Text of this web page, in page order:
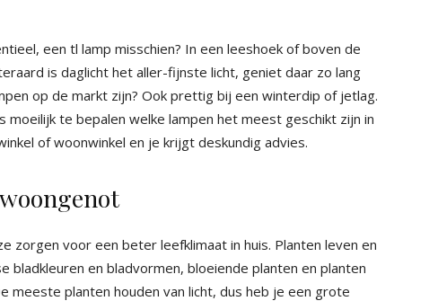
een tl lamp misschien? In een leeshoek of boven de
is daglicht het aller-fijnste licht, geniet daar zo lang
op de markt zijn? Ook prettig bij een winterdip of jetlag.
moeilijk te bepalen welke lampen het meest geschikt zijn in
of woonwinkel en je krijgt deskundig advies.
zorgen voor een beter leefklimaat in huis. Planten leven en
bladkleuren en bladvormen, bloeiende planten en planten
meeste planten houden van licht, dus heb je een grote